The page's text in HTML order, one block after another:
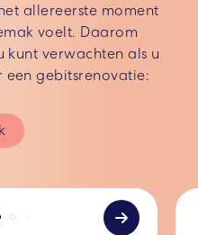
allereerste moment
voelt. Daarom
verwachten als u
gebitsrenovatie: